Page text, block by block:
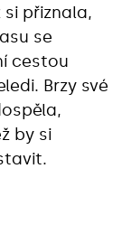
přiznala,
se
cestou
Brzy své
by si